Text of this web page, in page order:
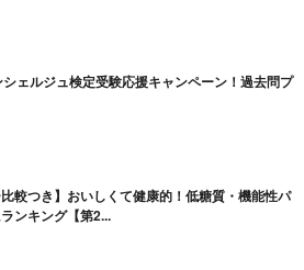
ェルジュ検定受験応援キャンペーン！過去問プ
比較つき】おいしくて健康的！低糖質・機能性パ
ンキング【第2...